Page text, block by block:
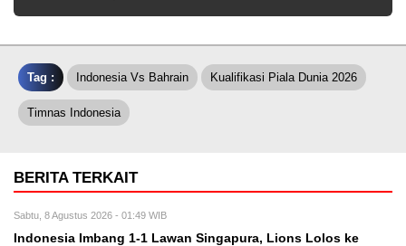
Tag : Indonesia Vs Bahrain Kualifikasi Piala Dunia 2026
Timnas Indonesia
BERITA TERKAIT
Sabtu, 8 Agustus 2026 - 01:49 WIB
Indonesia Imbang 1-1 Lawan Singapura, Lions Lolos ke